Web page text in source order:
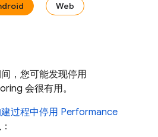
Web
，您可能发现停用
会很有用。
过程中停用 Performance